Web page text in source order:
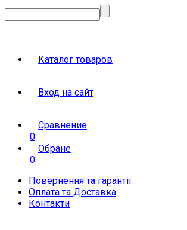
Каталог товаров
Вход на сайт
Сравнение
0
Обране
0
Повернення та гарантії
Оплата та Доставка
Контакти